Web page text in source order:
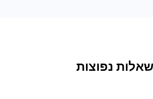
שאלות נפוצות